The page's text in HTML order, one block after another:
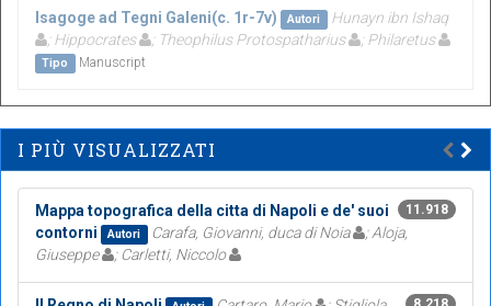
Isagoge ad Tegni Galeni(c. 1r-7v) Autori
Hunayn ibn Ishaq
; Hippocrates
; Theophilus Protospatharius ; Philaretus
Tipo Manuscript
I PIÙ VISUALIZZATI
11.918
Mappa topografica della citta di Napoli e de' suoi
contorni
Autori Carafa, Giovanni, duca di Noia
; Aloja,
Giuseppe
; Carletti, Niccolo